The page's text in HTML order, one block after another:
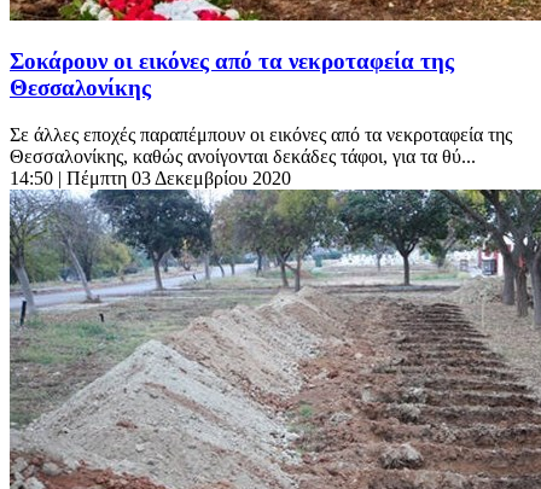
Σοκάρουν οι εικόνες από τα νεκροταφεία της
Θεσσαλονίκης
Σε άλλες εποχές παραπέμπουν οι εικόνες από τα νεκροταφεία της
Θεσσαλονίκης, καθώς ανοίγονται δεκάδες τάφοι, για τα θύ...
14:50 | Πέμπτη 03 Δεκεμβρίου 2020